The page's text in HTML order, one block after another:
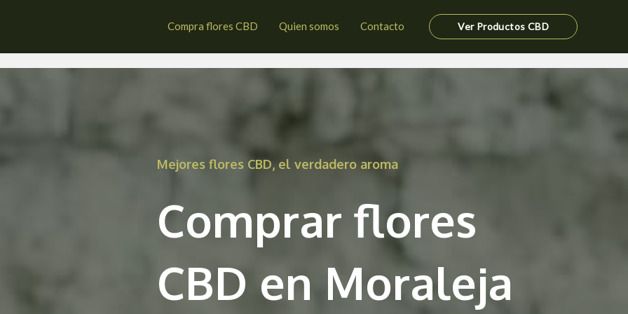
Compra flores CBD Quien somos Contacto Ver Productos CBD
de las Panaderas
Mejores flores CBD, el verdadero aroma
Comprar flores
CBD en Moraleja